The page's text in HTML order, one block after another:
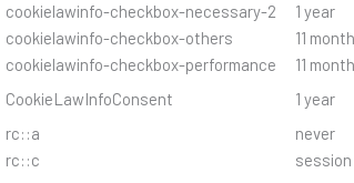
cookielawinfo-checkbox-necessary-2
1 year
cookielawinfo-checkbox-others
11
cookielawinfo-checkbox-performance
11
CookieLawInfoConsent
1 year
rc::a
never
rc::c
session